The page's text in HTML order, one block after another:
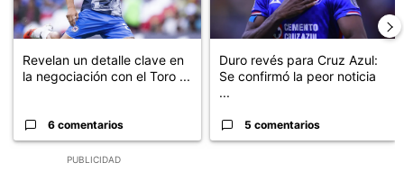
PUBLICIDAD
Revelan un detalle clave en
la negociación con el Toro ...
6 comentarios
Duro revés para Cruz Azul:
Se confirmó la peor noticia
...
5 comentarios